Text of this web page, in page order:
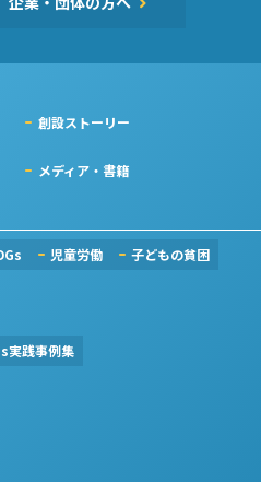
創設ストーリー
メディア・書籍
児童労働 子どもの貧困
実践事例集